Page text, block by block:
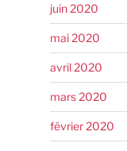
juin 2020
mai 2020
avril 2020
mars 2020
février 2020